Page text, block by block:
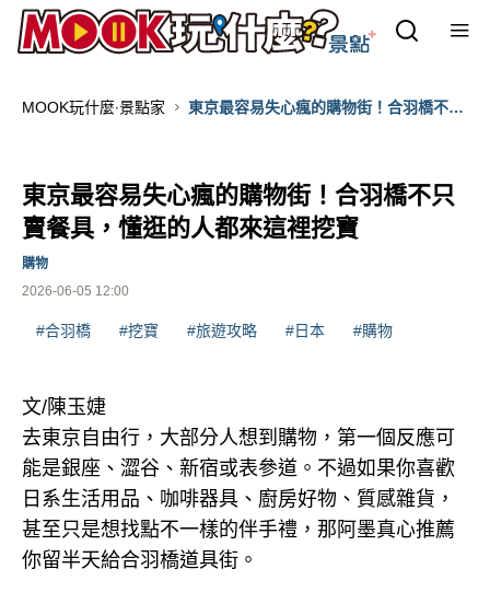
MOOK玩什麼‧景點家
東京最容易失心瘋的購物街！合羽橋不只
東京最容易失心瘋的購物街！合羽橋不只
賣餐具，懂逛的人都來這裡挖寶
2026-06-05 12:00
購物
#合羽橋 #挖寶 #旅遊攻略 #日本 #購物
文/陳玉婕
去東京自由行，大部分人想到購物，第一個反應可
能是銀座、澀谷、新宿或表參道。不過如果你喜歡
日系生活用品、咖啡器具、廚房好物、質感雜貨，
甚至只是想找點不一樣的伴手禮，那阿墨真心推薦
你留半天給合羽橋道具街。